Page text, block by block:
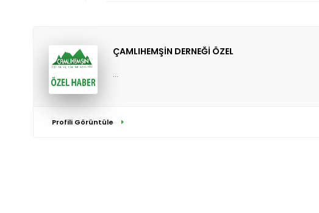
ÇAMLIHEMŞİN DERNEĞİ ÖZEL
...
Profili Görüntüle